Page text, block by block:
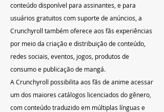
conteúdo disponível para assinantes, e para
usuários gratuitos com suporte de anúncios, a
Crunchyroll também oferece aos fãs experiências
por meio da criação e distribuição de conteúdo,
redes sociais, eventos, jogos, produtos de
consumo e publicação de mangá.
A Crunchyroll possibilita aos fãs de anime acessar
um dos maiores catálogos licenciados do gênero,
com conteúdo traduzido em múltiplas línguas e